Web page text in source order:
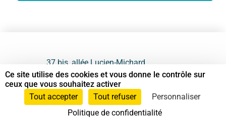
37 bis, allée Lucien-Michard
93190 Livry-Gargan
06 61 87 28 09
Ce site utilise des cookies et vous donne le contrôle sur
ceux que vous souhaitez activer
Tout accepter
Tout refuser
Personnaliser
Politique de confidentialité